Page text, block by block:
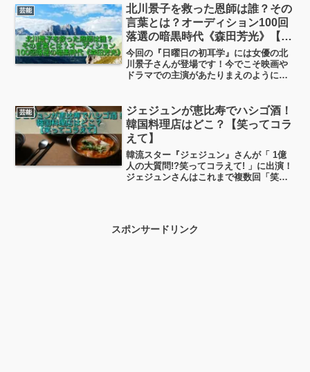
「結婚してたっけ？」と思った方も多い
のではない...
芸能
北川景子を救った恩師は誰？その
言葉とは？オーディション100回
落選の暗黒時代《森田芳光》【日
曜日の初耳学】
今回の『日曜日の初耳学』には女優の北
川景子さんが登場です！今でこそ映画や
ドラマでの主演があたりまえのようにな
を救った恩師の言葉があったそうなんで
す。今日はそんな暗黒時代を乗り越えた
エピソードを見ていこうと思います！
芸能
ジェジュンが恵比寿でハシゴ酒！
韓国料理店はどこ？【笑ってコラ
えて】
韓流スター『ジェジュン』さんが「 1億
人の大質問!?笑ってコラえて! 」に出演！
ジェジュンさんはこれまで複数回「笑コ
スポンサードリンク